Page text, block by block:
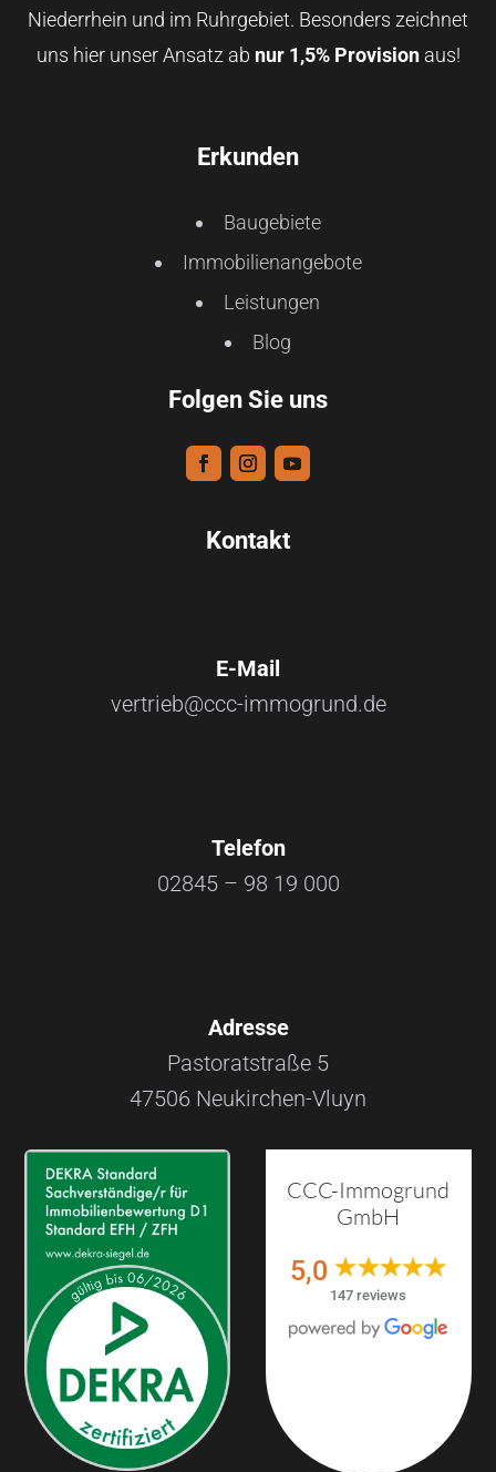
Niederrhein und im Ruhrgebiet. Besonders zeichnet
uns hier unser Ansatz ab nur 1,5% Provisionaus!
Erkunden
Baugebiete
Immobilienangebote
Leistungen
Blog
Folgen Sie uns
Kontakt
E-Mail
vertrieb@ccc-immogrund.de
Telefon
02845 – 98 19 000
Adresse
Pastoratstraße 5
47506 Neukirchen-Vluyn
CCC-Immogrund
GmbH
5,0
147 reviews